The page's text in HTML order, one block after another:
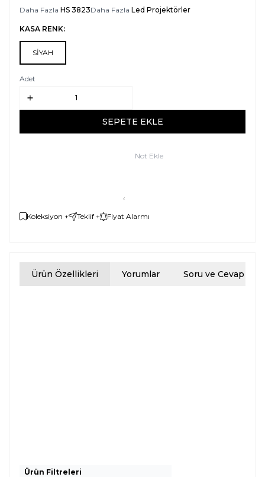
Daha Fazla HS 3823Daha Fazla Led Projektörler
KASA RENK:
SİYAH
Adet
SEPETE EKLE
Not Ekle
Koleksiyon + Teklif + Fiyat Alarmı
Ürün Özellikleri Yorumlar Soru ve Cevap
Ürün Filtreleri